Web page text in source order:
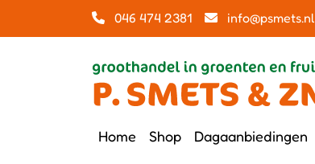
046 474 2381 info@psmets.nl
Home Shop Dagaanbiedingen